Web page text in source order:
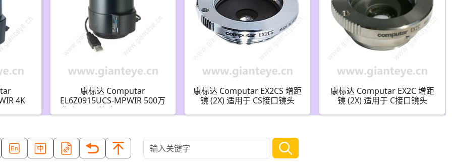
4K
康标达 Computar
EL6Z0915UCS-MPWIR 500万
像素 1/1.8英寸 9-50mm F1.5
康标达 Computar EX2CS 增距
镜 (2X) 适用于 CS接口镜头
康标达 Computar EX2C 增距
镜 (2X) 适用于 C接口镜头